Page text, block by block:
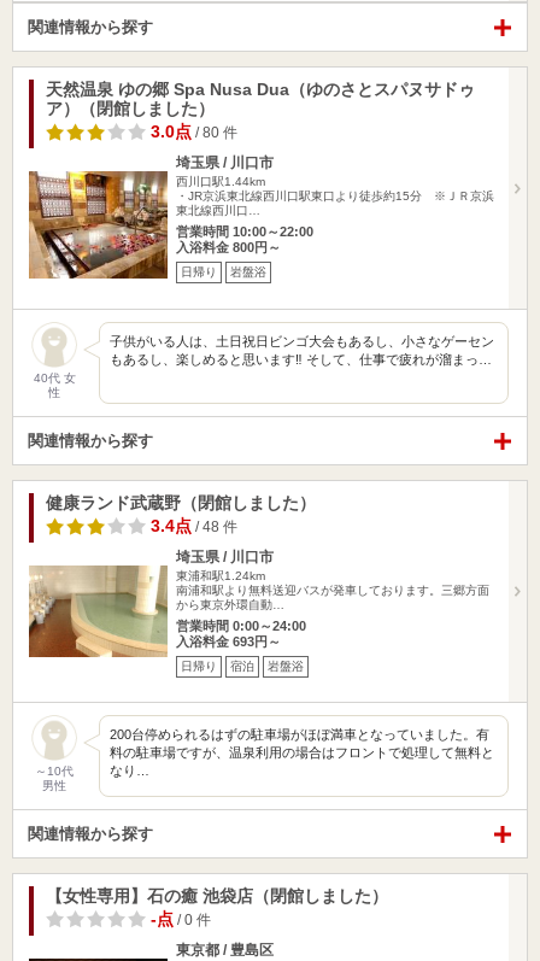
関連情報から探す
天然温泉 ゆの郷 Spa Nusa Dua（ゆのさとスパヌサドゥ
ア）（閉館しました）
3.0点 / 80 件
埼玉県 / 川口市
西川口駅1.44km
・JR京浜東北線西川口駅東口より徒歩約15分 ※ＪＲ京浜
東北線西川口…
営業時間 10:00～22:00
入浴料金 800円～
日帰り 岩盤浴
40代 女
性
子供がいる人は、土日祝日ビンゴ大会もあるし、小さなゲーセン
もあるし、楽しめると思います‼︎ そして、仕事で疲れが溜まっ…
関連情報から探す
健康ランド武蔵野（閉館しました）
3.4点 / 48 件
埼玉県 / 川口市
東浦和駅1.24km
南浦和駅より無料送迎バスが発車しております。三郷方面
から東京外環自動…
営業時間 0:00～24:00
入浴料金 693円～
日帰り 宿泊 岩盤浴
～10代
男性
200台停められるはずの駐車場がほぼ満車となっていました。有
料の駐車場ですが、温泉利用の場合はフロントで処理して無料と
なり…
関連情報から探す
【女性専用】石の癒 池袋店（閉館しました）
-点 / 0 件
東京都 / 豊島区